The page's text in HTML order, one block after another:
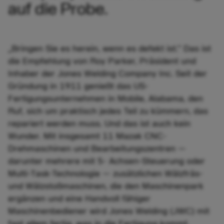
auf die Probe.
„Bringen Sie es herein, wenn es defekt ist.” Das ist
die Empfehlung von Roy Parker, Präsident und
Inhaber der Jones Welding Company Inc. Seit der
Gründung in 1911 genießt das US-
Fertigungsunternehmen in Mobile, Alabama, den
Ruf, sich um praktisch jedes Teil zu kümmern, das
repariert werden muss. Und das ist auch kein
Wunder. Mit insgesamt 11 Mazak CNC-
Drehmaschinen und Bearbeitungszentren —
darunter mehrere mit 5- Achsen-Steuerung oder
Multi-Task-Technologie — zusätzlichen Wälzfräs-
und Wälzstoßmaschinen, die den Maschinenpark
ergänzen und eine Handvoll fähiger
Maschinenbediener wird Jones Welding (JWC) mit